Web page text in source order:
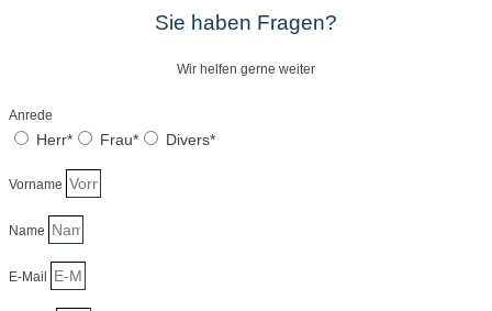
Sie haben Fragen?
Wir helfen gerne weiter
Anrede
Herr* Frau* Divers*
Vorname
Name
E-Mail